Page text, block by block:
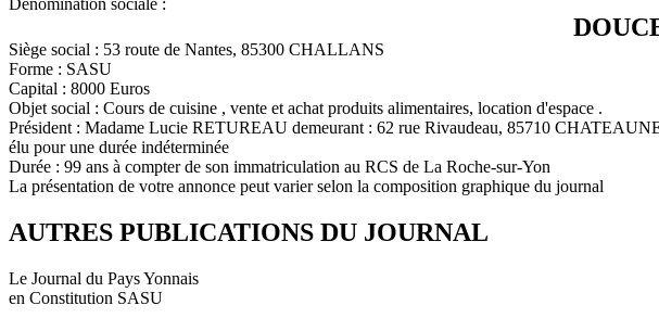
Siège social : 53 route de Nantes, 85300 CHALLANS
Forme : SASU
Capital : 8000 Euros
Objet social : Cours de cuisine , vente et achat produits alimentaires, location d'espace .
Président : Madame Lucie RETUREAU demeurant : 62 rue Rivaudeau, 85710
élu pour une durée indéterminée
Durée : 99 ans à compter de son immatriculation au RCS de La Roche-sur-Yon
La présentation de votre annonce peut varier selon la composition graphique du journal
AUTRES PUBLICATIONS DU JOURNAL
Le Journal du Pays Yonnais
en Constitution SASU